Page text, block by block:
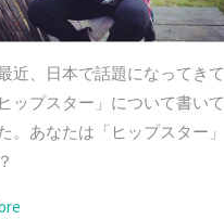
近、日本で話題になってきて
ップスター」について書いて
。あなたは「ヒップスター」